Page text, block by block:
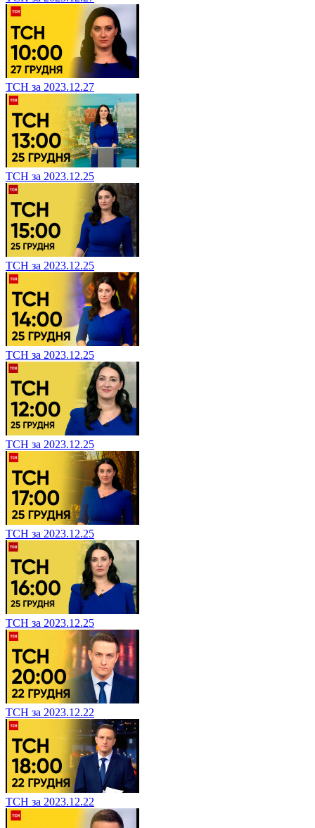
ТСН за 2023.12.27
ТСН за 2023.12.25
ТСН за 2023.12.25
ТСН за 2023.12.25
ТСН за 2023.12.25
ТСН за 2023.12.25
ТСН за 2023.12.25
ТСН за 2023.12.22
ТСН за 2023.12.22